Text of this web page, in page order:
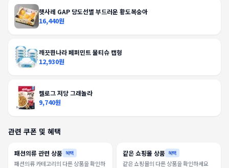
햇사레 GAP 당도선별 부드러운 황도복숭아
16,440원
깨끗한나라 페퍼민트 물티슈 캡형
12,930원
켈로그 저당 그래놀라
9,740원
관련 쿠폰 및 혜택
패션의류 관련 상품 혜택
패션의류 카테고리의 다른 상품을 확인하
같은 쇼핑몰 상품 혜택
같은 쇼핑몰의 다른 상품을 확인하세요